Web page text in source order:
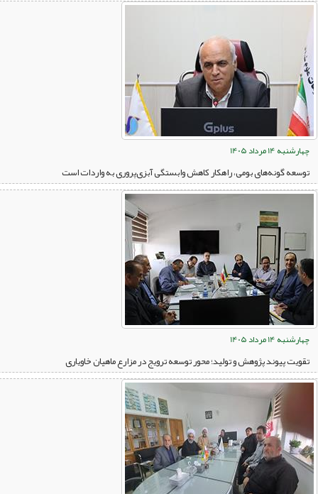
چهارشنبه 14 مرداد 1405
توسعه گونه‌های بومی، راهکار کاهش وابستگی آبزی‌پروری به واردات است
چهارشنبه 14 مرداد 1405
تقویت پیوند پژوهش و تولید؛ محور توسعه ترویج در مزارع ماهیان خاویاری